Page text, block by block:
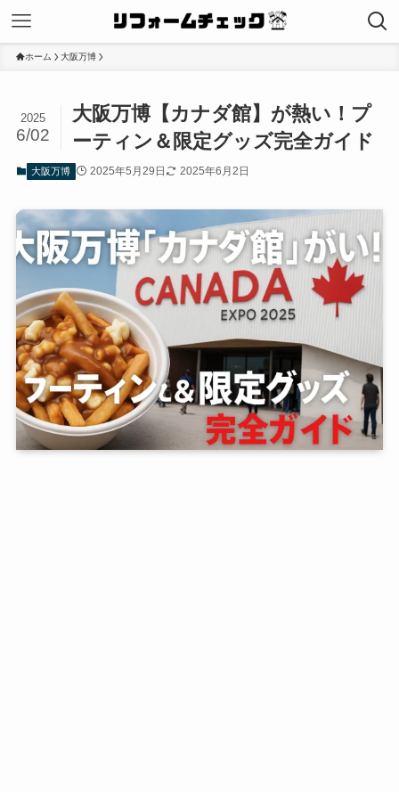
ホーム 大阪万博
大阪万博【カナダ館】が熱い！プ
ーティン＆限定グッズ完全ガイド
2025
6/02
大阪万博 2025年5月29日 2025年6月2日